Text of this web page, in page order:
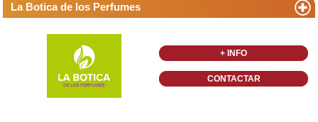
La Botica de los Perfumes
+ INFO
CONTACTAR